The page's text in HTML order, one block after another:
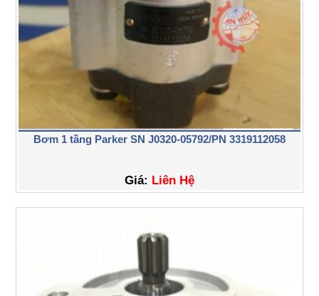
Bơm 1 tầng Parker SN J0320-05792/PN 3319112058
Giá: Liên Hệ